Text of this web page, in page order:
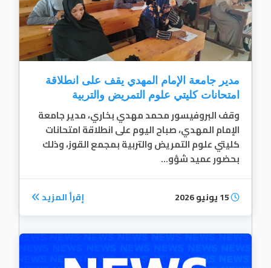
مدير جامعة الإمام المهدي يقف على انطلاقة
امتحانات كليتي علوم التمريض والتربية
وقف البروفيسور محمد مهدي بخاري، مدير جامعة
الإمام المهدي، صباح اليوم على انطلاقة امتحانات
كليتي علوم التمريض والتربية بمجمع القوز، وذلك
بحضور عميد شؤو...
إقرأ المزيد